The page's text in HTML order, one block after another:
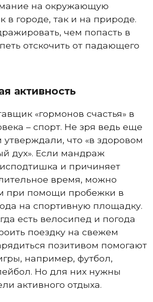
на окружающую
в городе, так и на природе.
чем попасть в
отскочить от падающего
активность
«гормонов счастья» в
– спорт. Не зря ведь еще
утверждали, что «в здоровом
дух». Если мандраж
и причиняет
время, можно
при помощи пробежки в
на спортивную площадку.
есть велосипед и погода
поездку на свежем
позитивом помогают
например, футбол,
Но для них нужны
активного отдыха.